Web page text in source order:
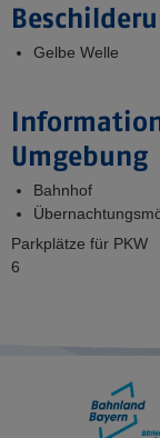
Gelbe Welle
Umgebung
Bahnhof
Parkplätze für PKW
6